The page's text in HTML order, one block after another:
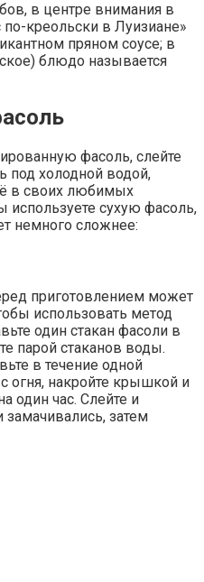
в центре внимания в
креольски в Луизиане»
пряном соусе; в
блюдо называется
фасоль, слейте
под холодной водой,
в своих любимых
используете сухую фасоль,
немного сложнее:
приготовлением может
использовать метод
один стакан фасоли в
парой стаканов воды.
в течение одной
огня, накройте крышкой и
один час. Слейте и
затем